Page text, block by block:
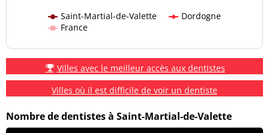
Saint-Martial-de-Valette
Dordogne
France
Villes avec le meilleur accès aux dentistes
Villes où il est difficile de voir un dentiste
Nombre de dentistes à Saint-Martial-de-Valette